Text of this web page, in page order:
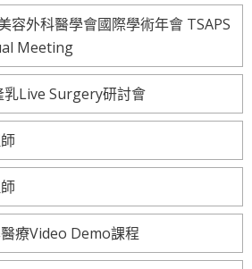
容外科醫學會國際學術年會 TSAPS
Meeting
乳Live Surgery研討會
療Video Demo課程